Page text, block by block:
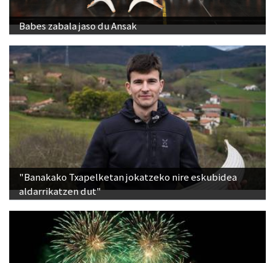
Babes zabala jaso du Ansak
"Banakako Txapelketan jokatzeko nire eskubidea
aldarrikatzen dut"